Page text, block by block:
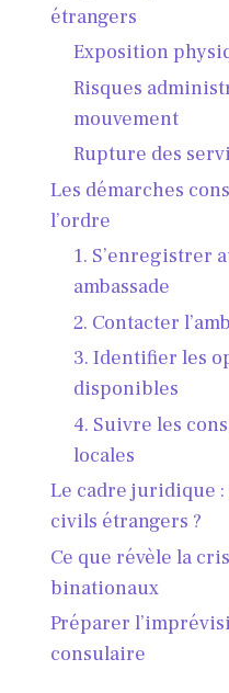
étrangers
Exposition
Risques
mouvement
Rupture des
Les démarches
l’ordre
1. S’enregistrer
ambassade
2. Contacter
3. Identifier les
disponibles
4. Suivre les
locales
Le cadre juridique
civils étrangers ?
Ce que révèle la
binationaux
Préparer
consulaire